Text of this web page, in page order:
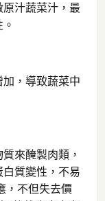
汁蔬菜汁，最
，導致蔬菜中
來醃製肉類，
質變性，不易
，不但失去價